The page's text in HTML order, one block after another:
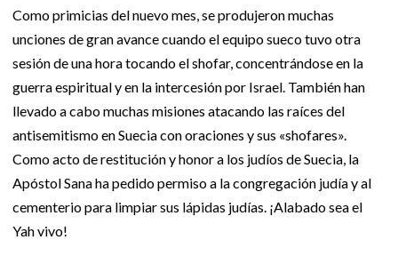
Como primicias del nuevo mes, se produjeron muchas
unciones de gran avance cuando el equipo sueco tuvo otra
sesión de una hora tocando el shofar, concentrándose en la
guerra espiritual y en la intercesión por Israel. También han
llevado a cabo muchas misiones atacando las raíces del
antisemitismo en Suecia con oraciones y sus «shofares».
Como acto de restitución y honor a los judíos de Suecia, la
Apóstol Sana ha pedido permiso a la congregación judía y al
cementerio para limpiar sus lápidas judías. ¡Alabado sea el
Yah vivo!